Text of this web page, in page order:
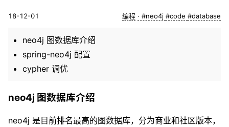
18-12-01 编程 #neo4j #code #database
neo4j 图数据库介绍
spring-neo4j 配置
cypher 调优
neo4j 图数据库介绍
neo4j 是目前排名最高的图数据库，分为商业和社区版本，